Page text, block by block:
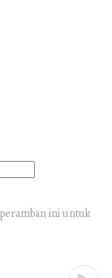
ini untuk